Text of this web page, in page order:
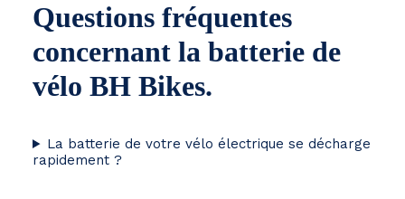
Questions fréquentes
concernant la batterie de
vélo BH Bikes.
La batterie de votre vélo électrique se décharge
rapidement ?